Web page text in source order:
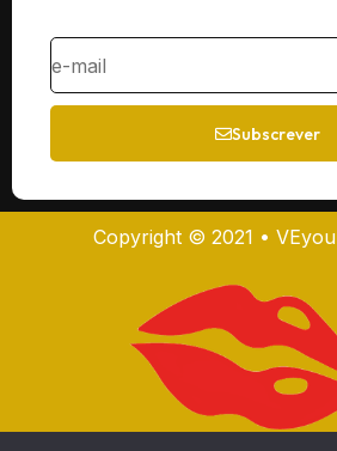
Subscrever
Copyright © 2021 •